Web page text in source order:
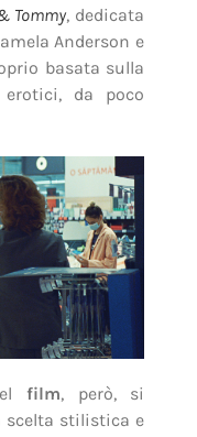
Tommy, dedicata
Anderson e
basata sulla
da poco
film, però, si
scelta stilistica e